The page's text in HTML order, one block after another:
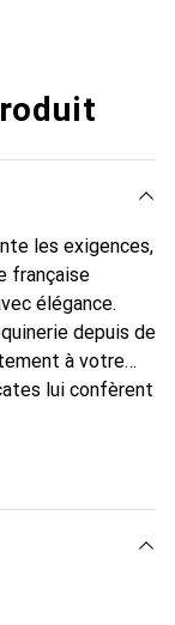
les exigences,
française
élégance.
depuis de
à votre
lui confèrent
Reconnaître
clientèle